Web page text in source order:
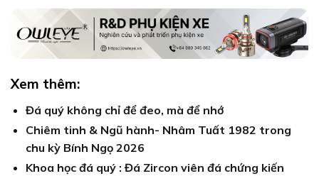
Xem thêm:
Đá quý không chỉ để đeo, mà để nhớ
Chiêm tinh & Ngũ hành- Nhâm Tuất 1982 trong
chu kỳ Bính Ngọ 2026
Khoa học đá quý : Đá Zircon viên đá chứng kiến